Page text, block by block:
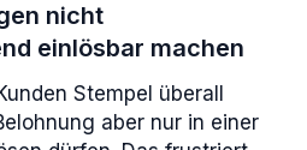
nicht
einlösbar machen
Stempel überall
aber nur in einer